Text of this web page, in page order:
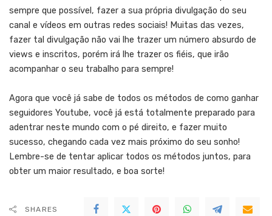
sempre que possível, fazer a sua própria divulgação do seu
canal e vídeos em outras redes sociais! Muitas das vezes,
fazer tal divulgação não vai lhe trazer um número absurdo de
views e inscritos, porém irá lhe trazer os fiéis, que irão
acompanhar o seu trabalho para sempre!
Agora que você já sabe de todos os métodos de como ganhar
seguidores Youtube, você já está totalmente preparado para
adentrar neste mundo com o pé direito, e fazer muito
sucesso, chegando cada vez mais próximo do seu sonho!
Lembre-se de tentar aplicar todos os métodos juntos, para
obter um maior resultado, e boa sorte!
SHARES